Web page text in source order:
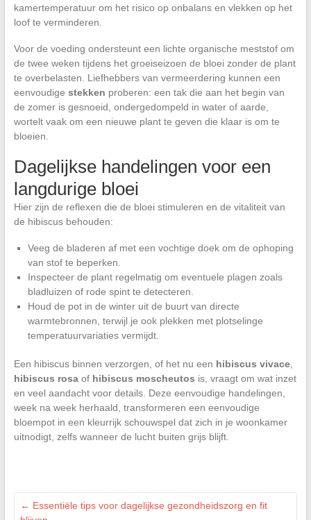
kamertemperatuur om het risico op onbalans en vlekken op het
loof te verminderen.
Voor de voeding ondersteunt een lichte organische meststof om
de twee weken tijdens het groeiseizoen de bloei zonder de plant
te overbelasten. Liefhebbers van vermeerdering kunnen een
eenvoudige stekken proberen: een tak die aan het begin van
de zomer is gesnoeid, ondergedompeld in water of aarde,
wortelt vaak om een nieuwe plant te geven die klaar is om te
bloeien.
Dagelijkse handelingen voor een
langdurige bloei
Hier zijn de reflexen die de bloei stimuleren en de vitaliteit van
de hibiscus behouden:
Veeg de bladeren af met een vochtige doek om de ophoping
van stof te beperken.
Inspecteer de plant regelmatig om eventuele plagen zoals
bladluizen of rode spint te detecteren.
Houd de pot in de winter uit de buurt van directe
warmtebronnen, terwijl je ook plekken met plotselinge
temperatuurvariaties vermijdt.
Een hibiscus binnen verzorgen, of het nu een hibiscus vivace,
hibiscus rosaof hibiscus moscheutos is, vraagt om wat inzet
en veel aandacht voor details. Deze eenvoudige handelingen,
week na week herhaald, transformeren een eenvoudige
bloempot in een kleurrijk schouwspel dat zich in je woonkamer
uitnodigt, zelfs wanneer de lucht buiten grijs blijft.
← Essentiële tips voor dagelijkse gezondheidszorg en fit